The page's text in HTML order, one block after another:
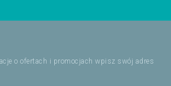
o ofertach i promocjach wpisz swój adres